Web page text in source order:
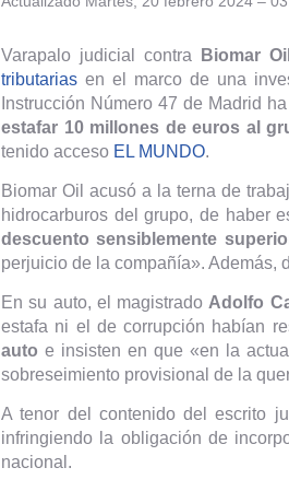
Varapalo judicial contra Biomar Oil
tributarias en el marco de una
Instrucción Número 47 de Madrid
estafar 10 millones de euros al
tenido acceso EL MUNDO.
Biomar Oil acusó a la terna de
hidrocarburos del grupo, de haber
descuento sensiblemente
perjuicio de la compañía». Además,
En su auto, el magistrado Adolfo
estafa ni el de corrupción habían
auto e insisten en que «en la
sobreseimiento provisional de la
A tenor del contenido del escrito
infringiendo la obligación de
nacional.